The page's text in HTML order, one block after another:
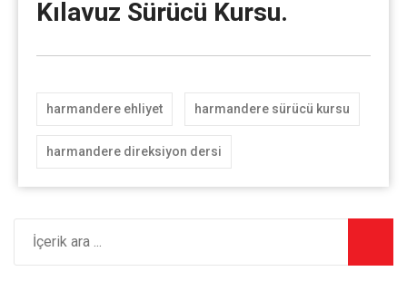
Kılavuz Sürücü Kursu.
harmandere ehliyet harmandere sürücü kursu
harmandere direksiyon dersi